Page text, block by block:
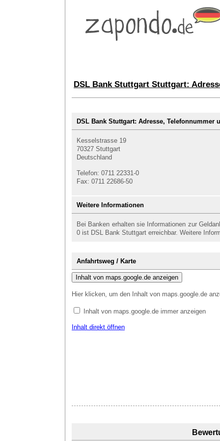
DSL Bank Stuttgart Stuttgart:
DSL Bank Stuttgart: Adresse, Telefonnummer
Kesselstrasse 19
70327 Stuttgart
Deutschland
Telefon: 0711 22331-0
Fax: 0711 22686-50
Weitere Informationen
Bei Banken erhalten sie Informationen zur
0 ist DSL Bank Stuttgart erreichbar. Weitere
Anfahrtsweg / Karte
Inhalt von maps.google.de anzeigen
Hier klicken, um den Inhalt von maps.google.de
Inhalt von maps.google.de immer anzeigen
Inhalt direkt öffnen